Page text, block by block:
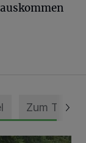
Zum Thema